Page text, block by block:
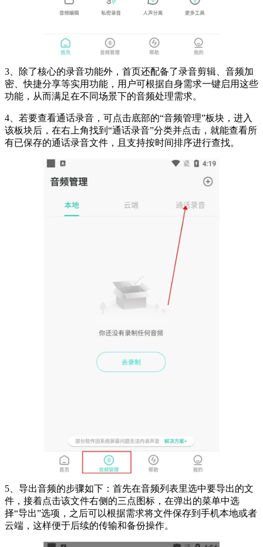
3、除了核心的录音功能外，首页还配备了录音剪辑、音频加
密、快捷分享等实用功能，用户可根据自身需求一键启用这些
功能，从而满足在不同场景下的音频处理需求。
4、若要查看通话录音，可点击底部的“音频管理”板块，进入
该板块后，在右上角找到“通话录音”分类并点击，就能查看所
有已保存的通话录音文件，且支持按时间排序进行查找。
5、导出音频的步骤如下：首先在音频列表里选中要导出的文
件，接着点击该文件右侧的三点图标，在弹出的菜单中选
择“导出”选项，之后可以根据需求将文件保存到手机本地或者
云端，这样便于后续的传输和备份操作。